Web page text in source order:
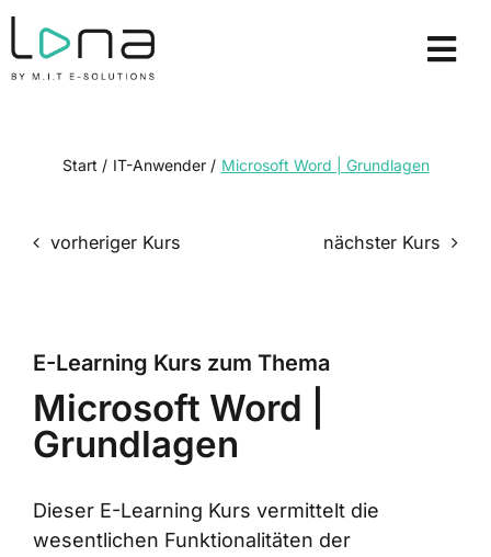
Zum
springen
Lizenzmodelle
Login
Start / IT-Anwender/ Microsoft Word | Grundlagen
vorheriger Kurs nächster Kurs
E-Learning Kurs zum Thema
Microsoft Word |
Grundlagen
Dieser E-Learning Kurs vermittelt die
wesentlichen Funktionalitäten der